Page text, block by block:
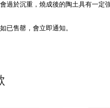
過於沉重，燒成後的陶土具有一定
已售罄，會立即通知。